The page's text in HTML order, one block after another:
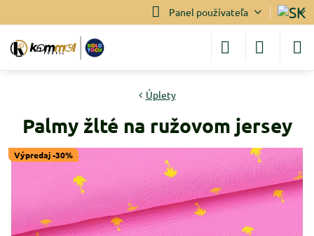
Panel používateľa
Výpredaj -30%
Úplety
Palmy žlté na ružovom jersey